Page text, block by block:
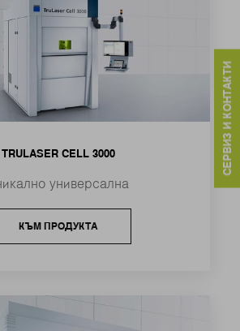
TRULASER CELL 3000
универсална
КЪМ ПРОДУКТА
СЕРВИЗ И КОНТАКТИ